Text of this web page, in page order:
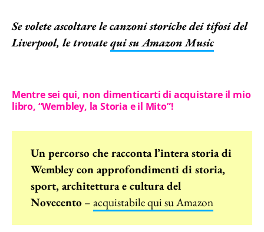
Se volete ascoltare le canzoni storiche dei tifosi del
Liverpool, le trovatequi su Amazon Music
Mentre sei qui, non dimenticarti di acquistare il mio
libro, “Wembley, la Storia e il Mito”!
Un percorso che racconta l’intera storia di
Wembley con approfondimenti di storia,
sport, architettura e cultura del
Novecento – acquistabile qui su Amazon